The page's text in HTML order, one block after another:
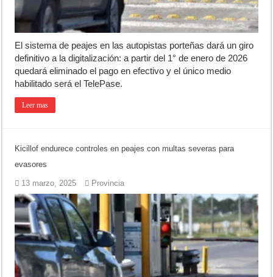
El sistema de peajes en las autopistas porteñas dará un giro
definitivo a la digitalización: a partir del 1° de enero de 2026
quedará eliminado el pago en efectivo y el único medio
habilitado será el TelePase.
Leer mas
Kicillof endurece controles en peajes con multas severas para
evasores
13 marzo, 2025 Provincia